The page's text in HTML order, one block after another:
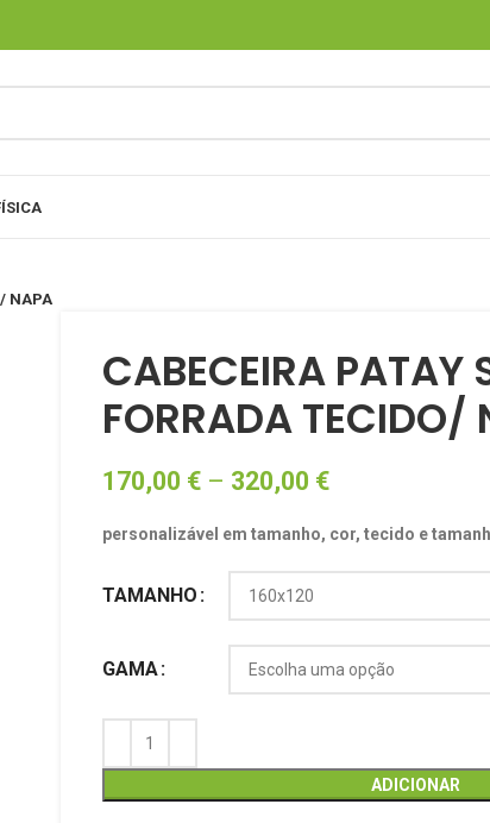
NAPA
CABECEIRA PATAY
FORRADA TECIDO/
170,00 € – 320,00 €
personalizável em tamanho, cor, tecido e
TAMANHO
GAMA
ADICIONAR